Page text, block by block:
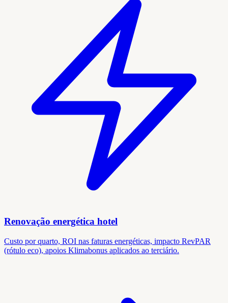
Renovação energética hotel
Custo por quarto, ROI nas faturas energéticas, impacto RevPAR
(rótulo eco), apoios Klimabonus aplicados ao terciário.